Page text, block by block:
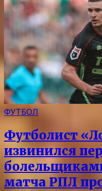
ФУТБОЛ
Футболист
извинился
матча РПЛ